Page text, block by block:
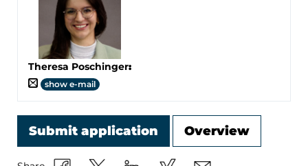
Theresa Poschinger:
show e-mail
Submit application Overview